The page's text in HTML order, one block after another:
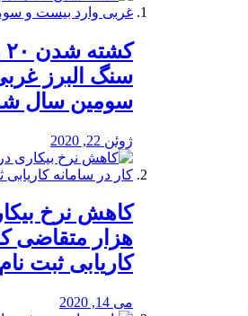
سنگ البرز
سومین سال
ژوئن 22, 2020
هزار متقاضی
کاریابی ثبت
می 14, 2020